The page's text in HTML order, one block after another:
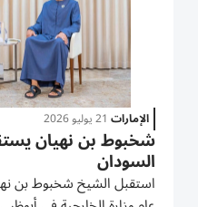
الإمارات 21 يوليو 2026
شخبوط بن نهيان
السودان
استقبل الشيخ شخبوط بن